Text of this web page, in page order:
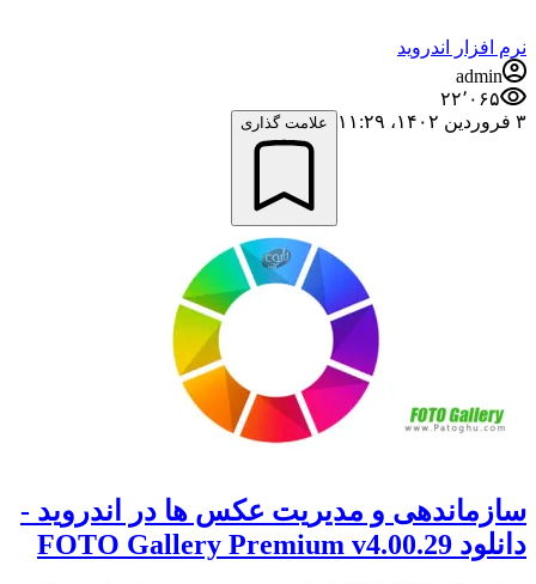
نرم افزار اندروید
admin
۲۲٬۰۶۵
۳ فروردین ۱۴۰۲،‏ ۱۱:۲۹
علامت گذاری
سازماندهی و مدیریت عکس ها در اندروید -
دانلود FOTO Gallery Premium v4.00.29